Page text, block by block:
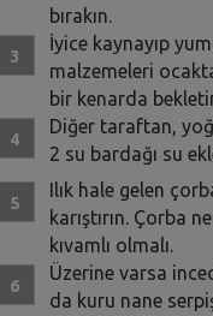
bırakın.
İyice kaynayıp
malzemeleri
bir kenarda
Diğer taraftan,
2 su bardağı su
Ilık hale gelen
karıştırın. Çorba
kıvamlı olmalı.
Üzerine varsa
da kuru nane